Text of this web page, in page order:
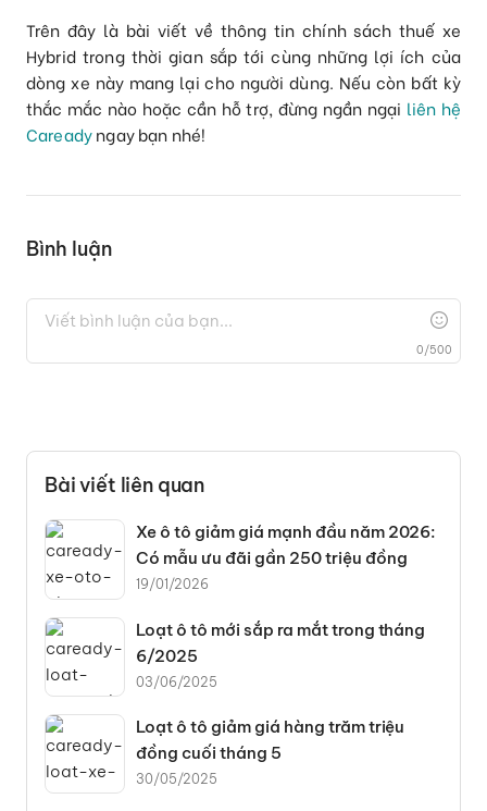
Trên đây là bài viết về thông tin chính sách thuế xe
Hybrid trong thời gian sắp tới cùng những lợi ích của
dòng xe này mang lại cho người dùng. Nếu còn bất kỳ
thắc mắc nào hoặc cần hỗ trợ, đừng ngần ngại liên hệ
Careadyngay bạn nhé!
Bình luận
0/500
Bài viết liên quan
Xe ô tô giảm giá mạnh đầu năm 2026:
Có mẫu ưu đãi gần 250 triệu đồng
19/01/2026
Loạt ô tô mới sắp ra mắt trong tháng
6/2025
03/06/2025
Loạt ô tô giảm giá hàng trăm triệu
đồng cuối tháng 5
30/05/2025